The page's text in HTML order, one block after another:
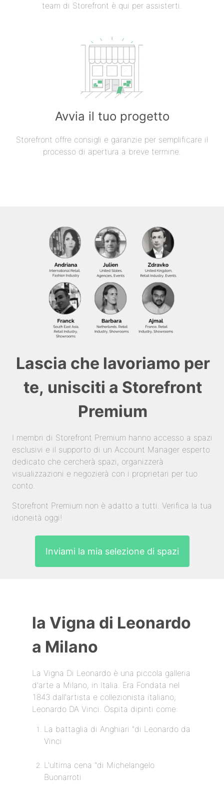
team di Storefront è qui per assisterti.
Avvia il tuo progetto
Storefront offre consigli e garanzie per semplificare il
processo di apertura a breve termine.
Lascia che lavoriamo per
te, unisciti a Storefront
Premium
I membri di Storefront Premium hanno accesso a spazi
esclusivi e il supporto di un Account Manager esperto
dedicato che cercherà spazi, organizzerà
visualizzazioni e negozierà con i proprietari per tuo
conto.
Storefront Premium non è adatto a tutti. Verifica la tua
idoneità oggi!
Inviami la mia selezione di spazi
la Vigna di Leonardo
a Milano
La Vigna Di Leonardo è una piccola galleria
d'arte a Milano, in Italia. Era Fondata nel
1843 dall'artista e collezionista italiano,
Leonardo DA Vinci. Ospita dipinti come:
La battaglia di Anghiari "di Leonardo da
Vinci
L'ultima cena "di Michelangelo
Buonarroti